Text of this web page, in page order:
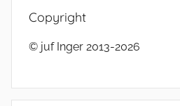
Copyright
© juf Inger 2013-2026